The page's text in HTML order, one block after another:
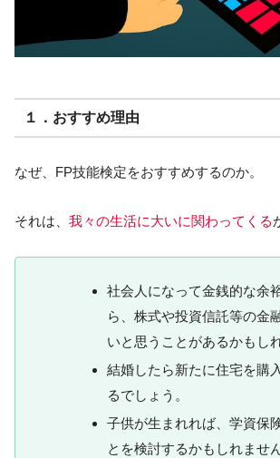
１．おすすめ理由
なぜ、FP技能検定をおすすめするのか。
それは、 我々の生活に大いに関わってくる
社会人になって金銭的な余
ら、株式や投資信託等の金
いと思うことがあるかもし
結婚したら新たに住宅を購
るでしょう。
子供が生まれれば、学資保
とを検討するかもしれません